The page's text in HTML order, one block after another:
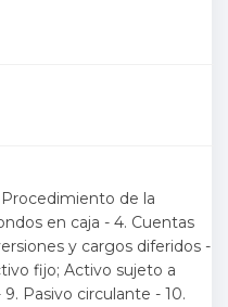
Procedimiento de la
en caja - 4. Cuentas
y cargos diferidos -
fijo; Activo sujeto a
Pasivo circulante - 10.